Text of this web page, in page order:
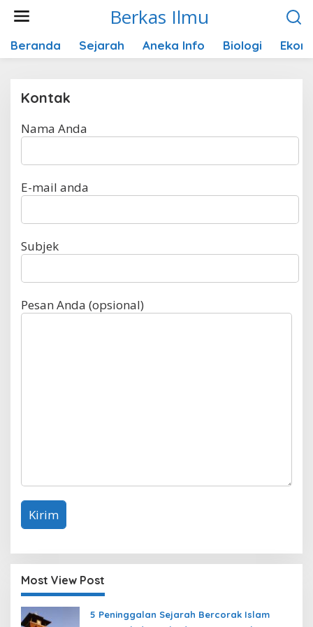
Lewati
konten
Berkas Ilmu
Beranda Sejarah Aneka Info Biologi
Kontak
Juni
16,
Angga
Nama Anda
E-mail anda
Subjek
Pesan Anda (opsional)
Most View Post
5 Peninggalan Sejarah Bercorak Islam